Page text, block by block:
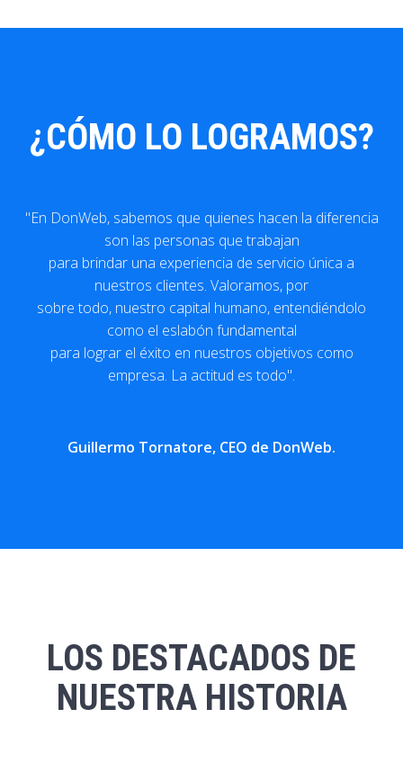
¿CÓMO LO LOGRAMOS?
"En DonWeb, sabemos que quienes hacen la diferencia
son las personas que trabajan
para brindar una experiencia de servicio única a
nuestros clientes. Valoramos, por
sobre todo, nuestro capital humano, entendiéndolo
como el eslabón fundamental
para lograr el éxito en nuestros objetivos como
empresa. La actitud es todo".
Guillermo Tornatore, CEO de DonWeb.
LOS DESTACADOS DE
NUESTRA HISTORIA